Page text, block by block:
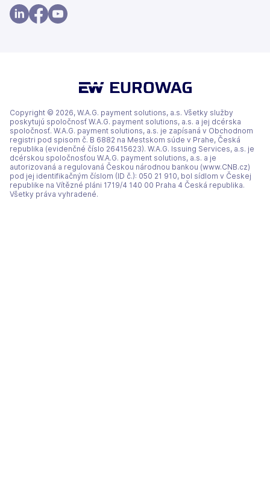
s
novou
Copyright © 2026, W.A.G. payment solutions, a.s. Všetky služby
poskytujú spoločnosť W.A.G. payment solutions, a.s. a jej dcérska
spoločnosť. W.A.G. payment solutions, a.s. je zapísaná v Obchodnom
registri pod spisom č. B 6882 na Mestskom súde v Prahe, Česká
republika (evidenčné číslo 26415623). W.A.G. Issuing Services, a.s. je
dcérskou spoločnosťou W.A.G. payment solutions, a.s. a je
autorizovaná a regulovaná Českou národnou bankou (www.CNB.cz)
pod jej identifikačným číslom (ID č.): 050 21 910, bol sídlom v Českej
republike na Vítězné pláni 1719/4 140 00 Praha 4 Česká republika.
Všetky práva vyhradené.